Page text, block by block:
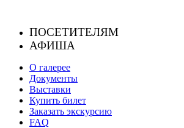
contentПОСЕТИТЕЛЯМ
АФИША
О галерее
Документы
Выставки
Купить билет
Заказать экскурсию
FAQ